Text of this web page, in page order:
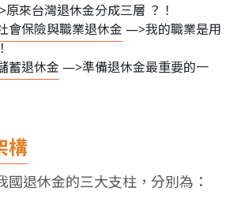
來台灣退休金分成三層 ？！
會保險與職業退休金 —>我的職業是用
蓄退休金 —>準備退休金最重要的一
構
國退休金的三大支柱，分別為：